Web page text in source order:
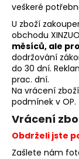
veškeré
U zboží
obchodu
měsíců, ale
dodržování
do 30 dní.
prac. dní.
Na vrácení
podmínek v OP.
Vrácení
Obdrželi jste
Zašlete nám
t
ř
e
b
u
j
e
t
e
n